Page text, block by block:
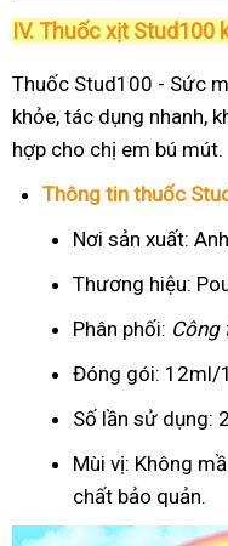
IV. Thuốc xịt Stud100
Thuốc Stud100 - Sức
khỏe, tác dụng nhanh,
hợp cho chị em bú mút.
Thông tin thuốc
Nơi sản xuất:
Thương hiệu:
Phân phối: Công
Đóng gói: 12ml/
Số lần sử dụng:
Mùi vị: Không
chất bảo quản.